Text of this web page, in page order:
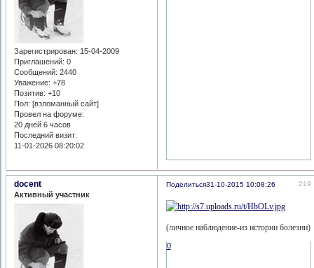
Зарегистрирован: 15-04-2009
Приглашений: 0
Сообщений: 2440
Уважение: +78
Позитив: +10
Пол: [взломанный сайт]
Провел на форуме:
20 дней 6 часов
Последний визит:
11-01-2026 08:20:02
Поделиться 219
31-10-2015 10:08:26
docent
Активный участник
(личное наблюдение-из истории болезни)
0